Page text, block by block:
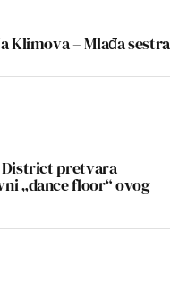
Klimova – Mlađa sestra
pretvara
„dance floor“ ovog